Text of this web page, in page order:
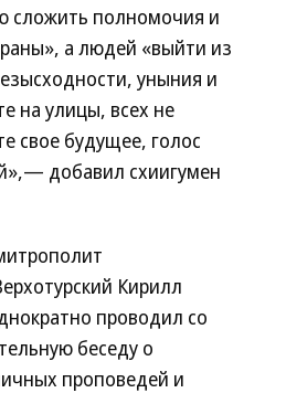
сложить полномочия и
а людей «выйти из
уныния и
на улицы, всех не
свое будущее, голос
добавил схиигумен
Кирилл
проводил со
беседу о
проповедей и